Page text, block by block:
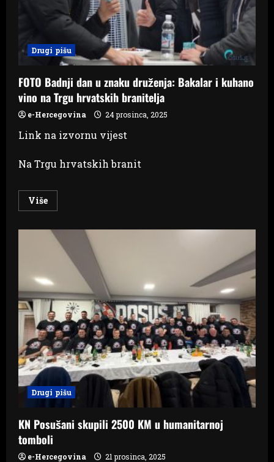
Drugi pišu
FOTO Badnji dan u znaku druženja: Bakalar i kuhano
vino na Trgu hrvatskih branitelja
e-Hercegovina 24 prosinca, 2025
Link na izvornu vijest
Na Trgu hrvatskih branit
VišeRead
more
Badnji
dan
znaku
druženja:
Bakalar
i
kuhano
vino
na
Trgu
hrvatskih
branitelja
Drugi pišu
KN Posušani skupili 2500 KM u humanitarnoj
tomboli
e-Hercegovina 21 prosinca, 2025